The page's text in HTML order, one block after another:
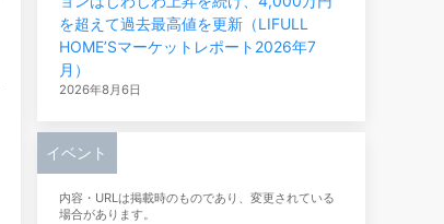
を超えて過去最高値を更新（LIFULL
HOME’Sマーケットレポート2026年7
月）
2026年8月6日
イベント
内容・URLは掲載時のものであり、変更されている
場合があります。